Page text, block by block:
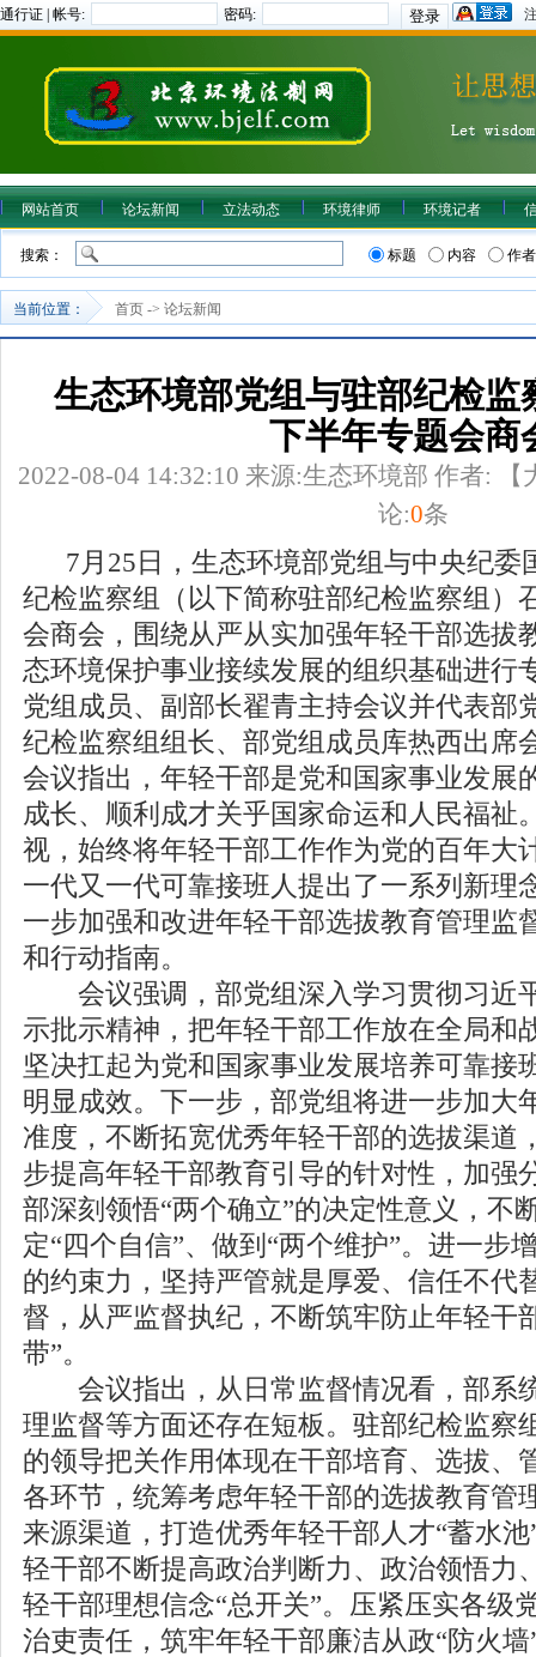
通行证 | 帐号: 密码:
网站首页 论坛新闻 立法动态 环境律师 环境记者
搜索： 标题 内容 作者
当前位置： 首页 -> 论坛新闻
生态环境部党组与驻部纪检监
下半年专题会商
2022-08-04 14:32:10 来源:生态环境部 作者: 【
论:0条
7月25日，生态环境部党组与中央纪委
纪检监察组（以下简称驻部纪检监察组）
会商会，围绕从严从实加强年轻干部选拔
态环境保护事业接续发展的组织基础进行
党组成员、副部长翟青主持会议并代表部
纪检监察组组长、部党组成员库热西出席
会议指出，年轻干部是党和国家事业发展
成长、顺利成才关乎国家命运和人民福祉
视，始终将年轻干部工作作为党的百年大
一代又一代可靠接班人提出了一系列新理
一步加强和改进年轻干部选拔教育管理监
和行动指南。
会议强调，部党组深入学习贯彻习近
示批示精神，把年轻干部工作放在全局和
坚决扛起为党和国家事业发展培养可靠接
明显成效。下一步，部党组将进一步加大
准度，不断拓宽优秀年轻干部的选拔渠道
步提高年轻干部教育引导的针对性，加强
部深刻领悟“两个确立”的决定性意义，不
定“四个自信”、做到“两个维护”。进一步
的约束力，坚持严管就是厚爱、信任不代
督，从严监督执纪，不断筑牢防止年轻干
带”。
会议指出，从日常监督情况看，部系
理监督等方面还存在短板。驻部纪检监察
的领导把关作用体现在干部培育、选拔、
各环节，统筹考虑年轻干部的选拔教育管
来源渠道，打造优秀年轻干部人才“蓄水
轻干部不断提高政治判断力、政治领悟力
轻干部理想信念“总开关”。压紧压实各级
治吏责任，筑牢年轻干部廉洁从政“防火墙